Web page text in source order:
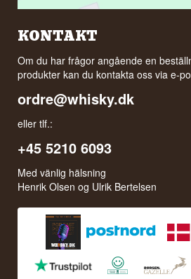
KONTAKT
Om du har frågor angående en
produkter kan du kontakta oss via e-
ordre@whisky.dk
eller tlf.:
+45 5210 6093
Med vänlig hälsning
Henrik Olsen og Ulrik Bertelsen